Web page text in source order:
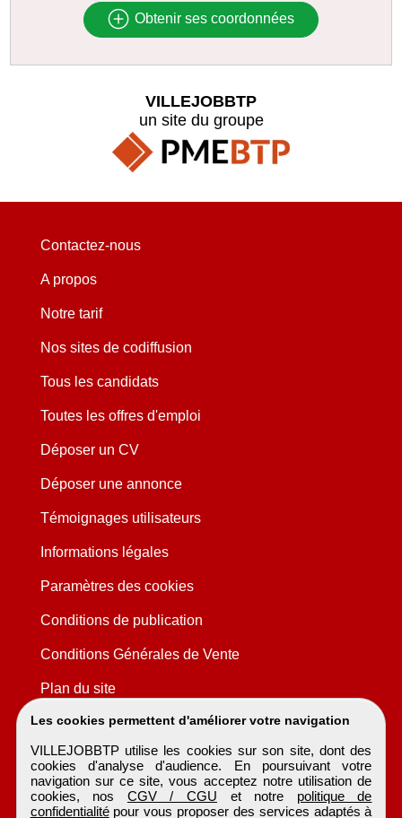
Obtenir ses coordonnées
Les cookies permettent d'améliorer votre navigation
VILLEJOBBTP utilise les cookies sur son site, dont des
cookies d'analyse d'audience. En poursuivant votre
navigation sur ce site, vous acceptez notre utilisation de
cookies, nos CGV / CGU et notre politique de
confidentialitépour vous proposer des services adaptés à
VILLEJOBBTP
un site du groupe
Contactez-nous
A propos
Notre tarif
Nos sites de codiffusion
Tous les candidats
Toutes les offres d'emploi
Déposer un CV
Déposer une annonce
Témoignages utilisateurs
Informations légales
Paramètres des cookies
Conditions de publication
Conditions Générales de Vente
Plan du site